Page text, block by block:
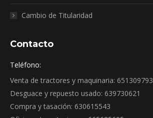
Cambio de Titularidad
Contacto
Teléfono:
Venta de tractores y maquinaria: 651309793
Desguace y repuesto usado: 639730621
Compra y tasación: 630615543